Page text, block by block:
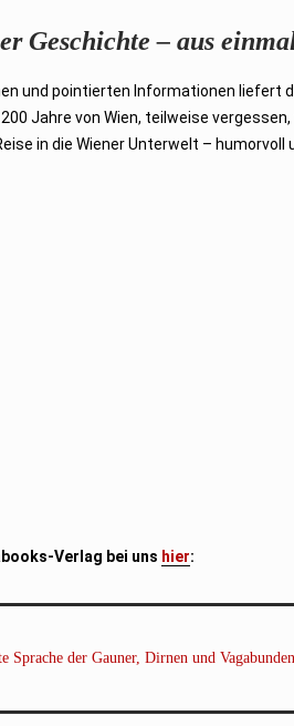
Geschichte – aus
und pointierten Informationen liefert
Jahre von Wien, teilweise
in die Wiener Unterwelt –
Verlag bei uns hier:
der Gauner, Dirnen und Vagabunden